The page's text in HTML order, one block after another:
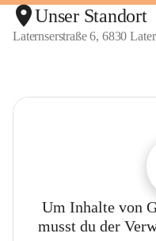
Unser Standort
Laternserstraße 6, 6830
Um Inhalte von
musst du der